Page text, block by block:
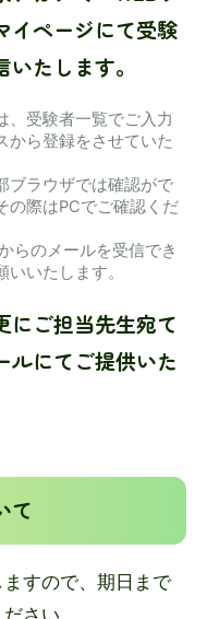
イページにて受験
たします。
、受験者一覧でご入力
から登録をさせていた
ブラウザでは確認がで
の際はPCでご確認くだ
らのメールを受信でき
いたします。
にご担当先生宛て
ルにてご提供いた
て
すので、期日まで